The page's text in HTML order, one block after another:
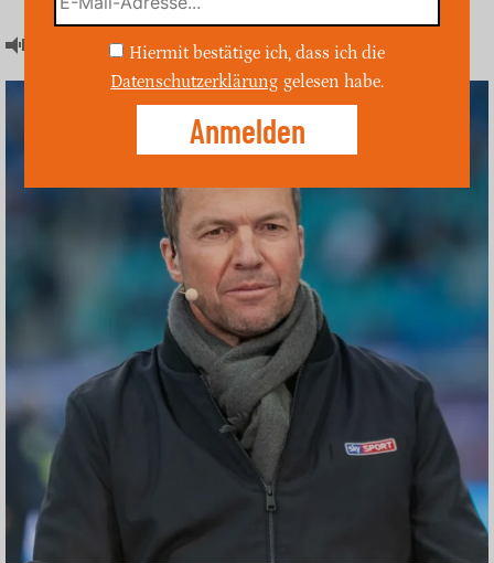
Artikel hörenHiermit bestätige ich, dass ich die
Datenschutzerklärung gelesen habe.